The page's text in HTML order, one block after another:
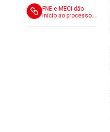
proposta negocial
FNE e MECI dão
início ao processo